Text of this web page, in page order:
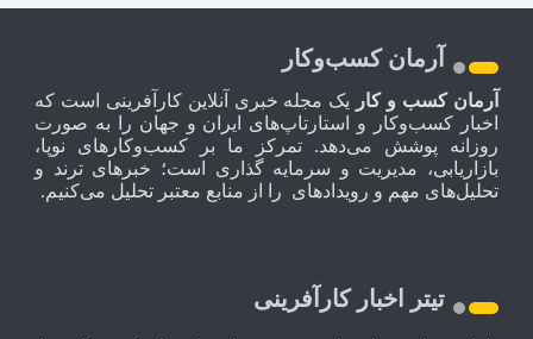
آرمان کسب‌وکار
آرمان کسب و کار
یک مجله خبری آنلاین کارآفرینی است که
اخبار کسب‌وکار و استارتاپ‌های ایران و جهان را به صورت
روزانه پوشش می‌دهد. تمرکز ما بر کسب‌وکارهای نوپا،
بازاریابی، مدیریت و سرمایه گذاری است؛ خبرهای ترند و
تحلیل‌های مهم و رویدادهای را از منابع معتبر تحلیل می‌کنیم.
تیتر اخبار کارآفرینی